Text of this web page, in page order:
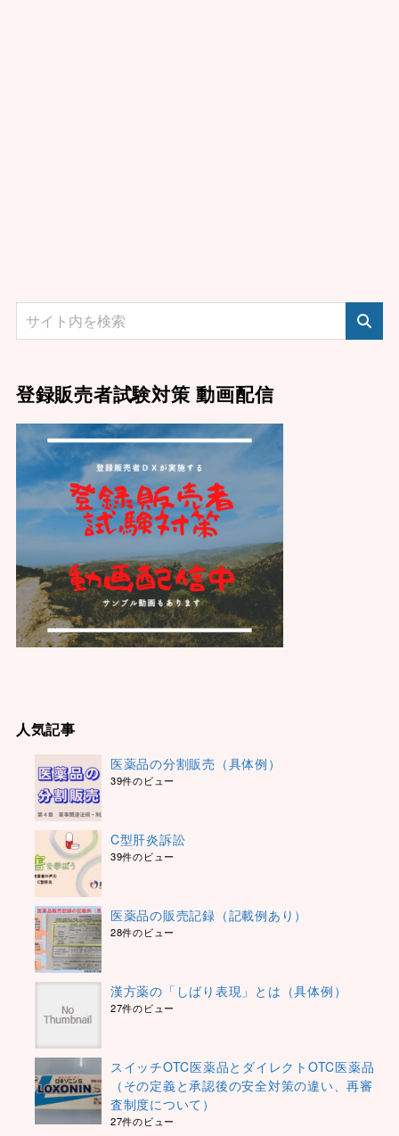
登録販売者試験対策 動画配信
人気記事
医薬品の分割販売（具体例）
39件のビュー
C型肝炎訴訟
39件のビュー
医薬品の販売記録（記載例あり）
28件のビュー
漢方薬の「しばり表現」とは（具体例）
27件のビュー
スイッチOTC医薬品とダイレクトOTC医薬品
（その定義と承認後の安全対策の違い、再審
査制度について）
27件のビュー